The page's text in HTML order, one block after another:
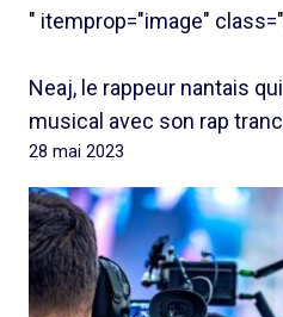
" itemprop="image"
Neaj, le rappeur nantais
musical avec son rap
28 mai 2023